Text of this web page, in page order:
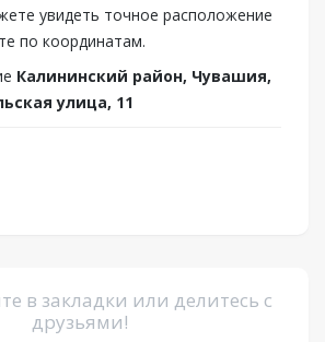
увидеть точное расположение
по координатам.
Калининский район, Чувашия,
улица, 11
в закладки или делитесь с
друзьями!